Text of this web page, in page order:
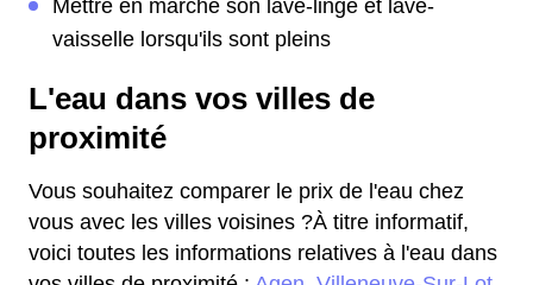
Mettre en marche son lave-linge et lave-
vaisselle lorsqu'ils sont pleins
L'eau dans vos villes de
proximité
Vous souhaitez comparer le prix de l'eau chez
vous avec les villes voisines ?À titre informatif,
voici toutes les informations relatives à l'eau dans